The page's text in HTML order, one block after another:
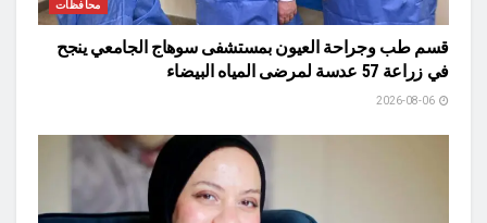
محافظات
قسم طب وجراحة العيون بمستشفى سوهاج الجامعي ينجح
في زراعة 57 عدسة لمرضى المياه البيضاء